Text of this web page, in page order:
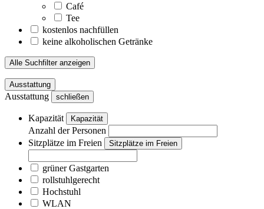
Café
Tee
kostenlos nachfüllen
keine alkoholischen Getränke
Alle Suchfilter anzeigen
Ausstattung
Ausstattung schließen
Kapazität Kapazität
Anzahl der Personen
Sitzplätze im Freien
Sitzplätze im Freien
grüner Gastgarten
rollstuhlgerecht
Hochstuhl
WLAN